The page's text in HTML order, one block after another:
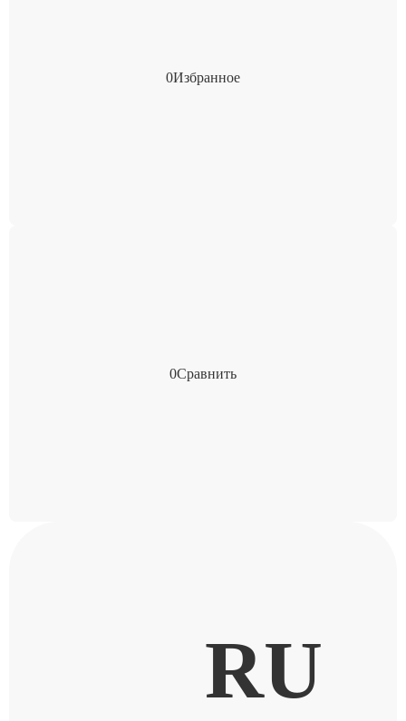
0Избранное
0Сравнить
RU